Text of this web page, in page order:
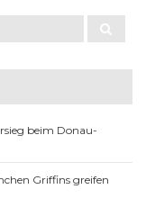
beim Donau-
Griffins greifen